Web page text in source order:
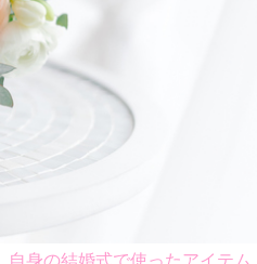
自身の結婚式で使ったアイテム